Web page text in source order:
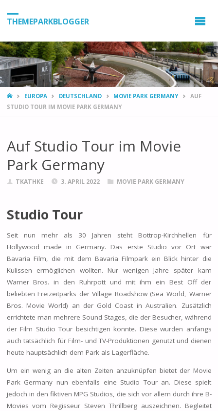
THEMEPARKBLOGGER
HOMEEUROPA DEUTSCHLAND MOVIE PARK GERMANY
AUF
STUDIO TOUR IM MOVIE PARK GERMANY
Auf Studio Tour im Movie
Park Germany
TKATHKE 3. APRIL 2022 MOVIE PARK GERMANY
Studio Tour
Seit nun mehr als 30 Jahren steht Bottrop-Kirchhellen für
Hollywood made in Germany. Das erste Studio vor Ort war
Bavaria Film, die mit dem Bavaria Filmpark ein Blick hinter die
Kulissen ermöglichen wollten. Nur wenigen Jahre später kam
Warner Bros. in den Ruhrpott und mit ihm ein Best Off der
beliebten Freizeitparks der Village Roadshow (Sea World, Warner
Bros. Movie World) an der Gold Coast in Australien. Zusätzlich
errichtete man mehrere Sound Stages, die der Besucher, während
der Film Studio Tour besichtigen konnte. Diese wurden anfangs
auch tatsächlich für Film- und TV-Produktionen genutzt und dienen
heute hauptsächlich dem Park als Lagerfläche.
Um ein wenig an die alten Zeiten anzuknüpfen bietet der Movie
Park Germany nun ebenfalls eine Studio Tour an. Diese spielt
jedoch in den fiktiven MPG Studios, die sich vor allem durch ihre B-
Movies vom Regisseur Steven Thrillberg auszeichnen. Begleitet